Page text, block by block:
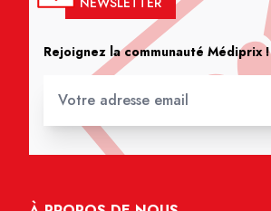
Rejoignez la communauté Médiprix !